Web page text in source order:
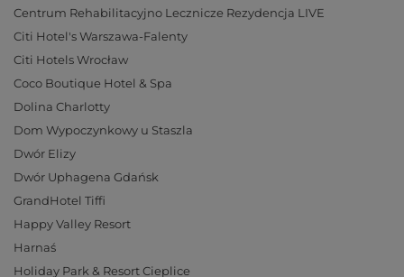
Centrum Rehabilitacyjno Lecznicze Rezydencja LIVE
Citi Hotel's Warszawa-Falenty
Citi Hotels Wrocław
Coco Boutique Hotel & Spa
Dolina Charlotty
Dom Wypoczynkowy u Staszla
Dwór Elizy
Dwór Uphagena Gdańsk
GrandHotel Tiffi
Happy Valley Resort
Harnaś
Holiday Park & Resort Cieplice